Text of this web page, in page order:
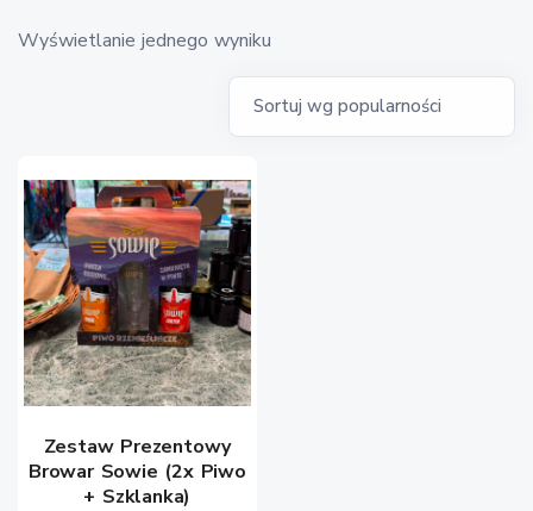
Wyświetlanie jednego wyniku
Zestaw Prezentowy
Browar Sowie (2x Piwo
+ Szklanka)